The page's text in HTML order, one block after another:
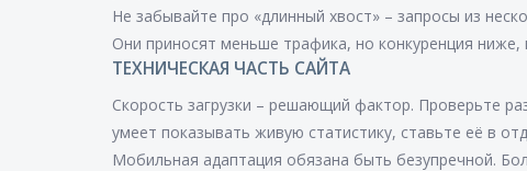
Не забывайте про «длинный хвост» – запросы из
Они приносят меньше трафика, но конкуренция ниже,
ТЕХНИЧЕСКАЯ ЧАСТЬ САЙТА
Скорость загрузки – решающий фактор. Проверьте
умеет показывать живую статистику, ставьте её в
Мобильная адаптация обязана быть безупречной.